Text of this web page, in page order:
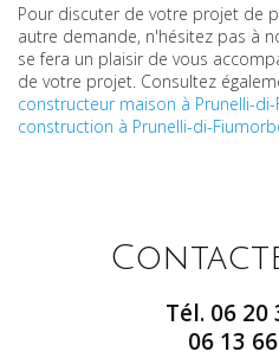
Pour discuter de votre projet de
autre demande, n'hésitez pas à
se fera un plaisir de vous
de votre projet. Consultez
constructeur maison à Prunelli-
construction à Prunelli-di-
Tél. 06 20
06 13